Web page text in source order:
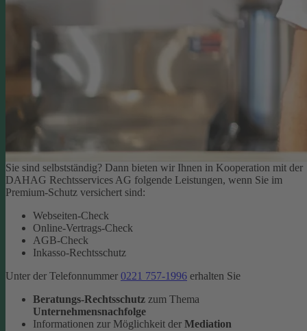
Sie sind selbstständig? Dann bieten wir Ihnen in Kooperation mit der
DAHAG Rechtsservices AG folgende Leistungen, wenn Sie im
Premium-Schutz versichert sind:
Webseiten-Check
Online-Vertrags-Check
AGB-Check
Inkasso-Rechtsschutz
Unter der Telefonnummer 0221 757-1996 erhalten Sie
Beratungs-Rechtsschutz zum Thema
Unternehmensnachfolge
Informationen zur Möglichkeit der Mediation